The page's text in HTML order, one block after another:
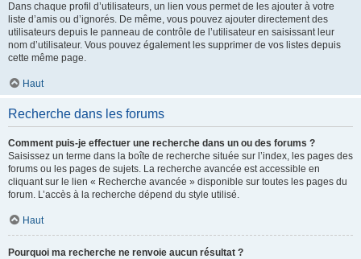
Dans chaque profil d’utilisateurs, un lien vous permet de les ajouter à votre
liste d’amis ou d’ignorés. De même, vous pouvez ajouter directement des
utilisateurs depuis le panneau de contrôle de l’utilisateur en saisissant leur
nom d’utilisateur. Vous pouvez également les supprimer de vos listes depuis
cette même page.
Haut
Recherche dans les forums
Comment puis-je effectuer une recherche dans un ou des forums ?
Saisissez un terme dans la boîte de recherche située sur l’index, les pages des
forums ou les pages de sujets. La recherche avancée est accessible en
cliquant sur le lien « Recherche avancée » disponible sur toutes les pages du
forum. L’accès à la recherche dépend du style utilisé.
Haut
Pourquoi ma recherche ne renvoie aucun résultat ?